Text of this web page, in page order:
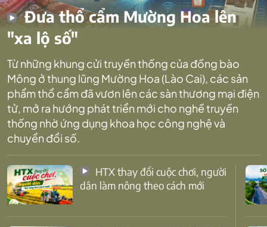
Đưa thổ cẩm Mường Hoa lên
"xa lộ số"
Từ những khung cửi truyền thống của đồng bào
Mông ở thung lũng Mường Hoa (Lào Cai), các sản
phẩm thổ cẩm đã vươn lên các sàn thương mại điện
tử, mở ra hướng phát triển mới cho nghề truyền
thống nhờ ứng dụng khoa học công nghệ và
chuyển đổi số.
dân làm nông theo cách mới